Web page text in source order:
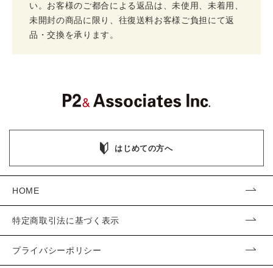
い。お客様のご都合による返品は、未使用、未着用、
未開封の商品に限り、往復送料お客様ご負担にて返
品・交換を承ります。
はじめての方へ
HOME
特定商取引法に基づく表示
プライバシーポリシー